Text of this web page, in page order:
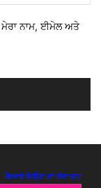
ਨਾਮ, ਈਮੇਲ ਅਤੇ